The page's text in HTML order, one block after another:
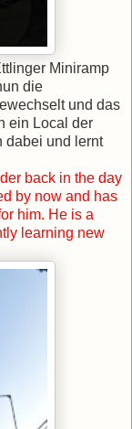
Miniramp
die
und das
ein Local der
dabei und lernt
back in the day
by now and has
him. He is a
learning new